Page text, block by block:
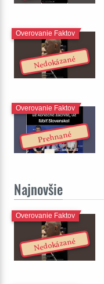
Nedokázané
Overovanie Faktov
Prehnané
Overovanie Faktov
Najnovšie
Nedokázané
Overovanie Faktov